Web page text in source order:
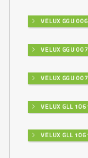
VELUX GGU
VELUX GGU
VELUX GGU
VELUX GLL
VELUX GLL